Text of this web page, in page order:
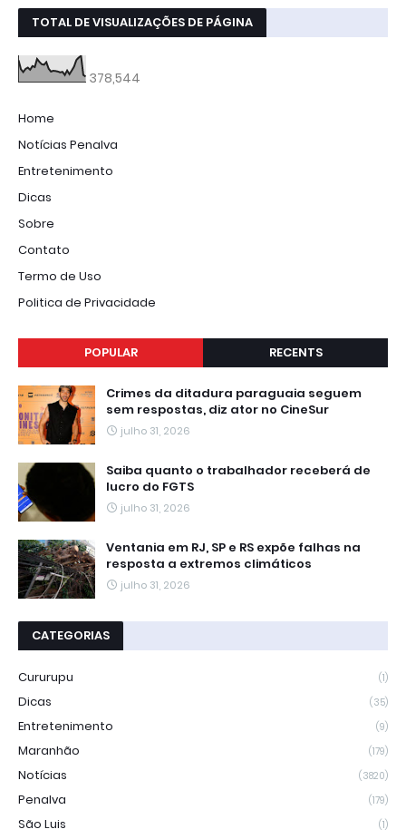
TOTAL DE VISUALIZAÇÕES DE PÁGINA
378,544
Home
Notícias Penalva
Entretenimento
Dicas
Sobre
Contato
Termo de Uso
Politica de Privacidade
POPULAR RECENTS
Crimes da ditadura paraguaia seguem
sem respostas, diz ator no CineSur
julho 31, 2026
Saiba quanto o trabalhador receberá de
lucro do FGTS
julho 31, 2026
Ventania em RJ, SP e RS expõe falhas na
resposta a extremos climáticos
julho 31, 2026
CATEGORIAS
Cururupu (1)
Dicas (35)
Entretenimento (9)
Maranhão (179)
Notícias (3820)
Penalva (179)
São Luis (1)